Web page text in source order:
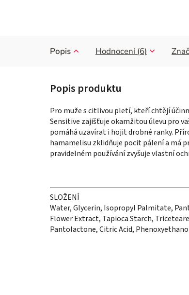
Popis Hodnocení (6)
Pro muže s citlivou pletí, kteří chtějí
Sensitive zajišťuje okamžitou úlevu pro
pomáhá uzavírat i hojit drobné ranky.
hamamelisu zklidňuje pocit pálení a má
pravidelném používání zvyšuje vlastní
SLOŽENÍ
Water, Glycerin, Isopropyl Palmitate,
Flower Extract, Tapioca Starch,
Pantolactone, Citric Acid,